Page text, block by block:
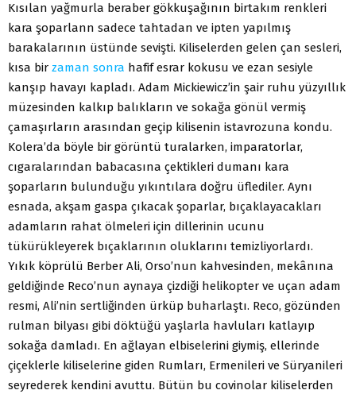
Kısılan yağmurla beraber gökkuşağının birtakım renkleri
kara şoparlann sadece tahtadan ve ipten yapılmış
barakalarının üstünde sevişti. Kiliselerden gelen çan sesleri,
kısa bir zaman sonra hafif esrar kokusu ve ezan sesiyle
kanşıp havayı kapladı. Adam Mickiewicz’in şair ruhu yüzyıllık
müzesinden kalkıp balıkların ve sokağa gönül vermiş
çamaşırların arasından geçip kilisenin istavrozuna kondu.
Kolera’da böyle bir görüntü turalarken, imparatorlar,
cıgaralarından babacasına çektikleri dumanı kara
şoparların bulunduğu yıkıntılara doğru üflediler. Aynı
esnada, akşam gaspa çıkacak şoparlar, bıçaklayacakları
adamların rahat ölmeleri için dillerinin ucunu
tükürükleyerek bıçaklarının oluklarını temizliyorlardı.
Yıkık köprülü Berber Ali, Orso’nun kahvesinden, mekânına
geldiğinde Reco’nun aynaya çizdiği helikopter ve uçan adam
resmi, Ali’nin sertliğinden ürküp buharlaştı. Reco, gözünden
rulman bilyası gibi döktüğü yaşlarla havluları katlayıp
sokağa damladı. En ağlayan elbiselerini giymiş, ellerinde
çiçeklerle kiliselerine giden Rumları, Ermenileri ve Süryanileri
seyrederek kendini avuttu. Bütün bu covinolar kiliselerden